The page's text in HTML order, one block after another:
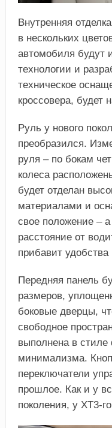
Внутренняя
в нескольких
автомобиля будут
технологии и
техническое
кроссовера, будет
Руль у нового
преобразился.
руля – по бокам
колеса
будет отделан
материалами и
свое положение –
расстояние от
прибавит
Передняя панель
размеров,
боковые дверцы,
свободное
выполнена в стиле
минимализма.
переключатели
прошлое. Как и у
поколения, у ХТ3-